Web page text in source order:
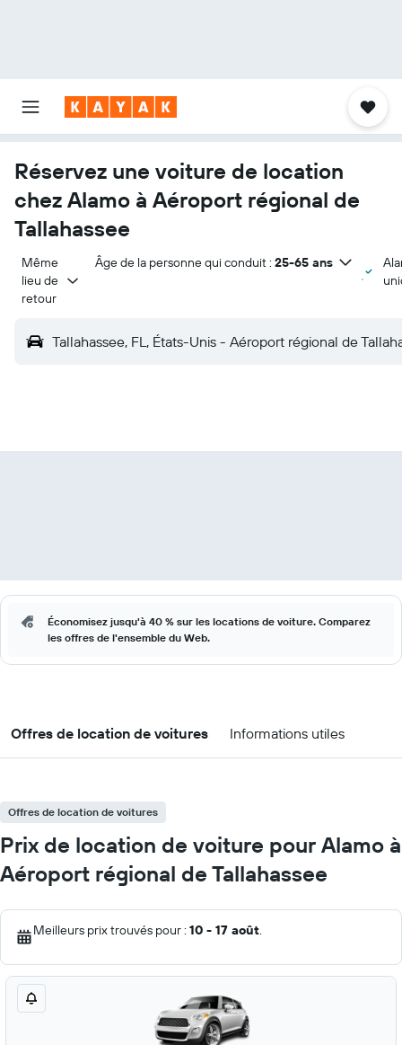
Réservez une voiture de location
chez Alamo à Aéroport régional de
Tallahassee
Même
lieu de
retour
Âge de la personne qui conduit : 25-65 ans
Tallahassee, FL, États-Unis - Aéroport régional de
Économisez jusqu'à 40 % sur les locations de voiture. Comparez
les offres de l'ensemble du Web.
Offres de location de voitures Informations utiles
Offres de location de voitures
Prix de location de voiture pour Alamo à
Aéroport régional de Tallahassee
Meilleurs prix trouvés pour : 10 - 17 août.